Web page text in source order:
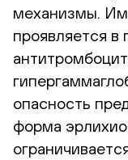
механизмы.
проявляется в
опасность
форма